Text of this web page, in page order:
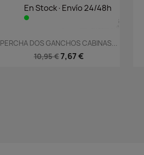
En Stock·Envío 24/48h
Vista rápida
PERCHA DOS GANCHOS CABINAS...
10,95 €7,67 €